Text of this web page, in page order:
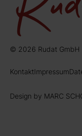
© 2026 Rudat GmbH
KontaktImpressum
Design by MARC